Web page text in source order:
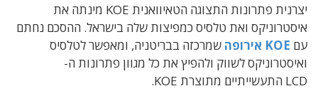
יצרנית פתרונות התצוגה הטאיוואנית KOE מינתה את
איסטרוניקס ואת טלסיס כמפיצות שלה בישראל. ההסכם נחתם
עם KOE אירופה
שמרכזה בבריטניה, ומאפשר לטלסיס
ואיסטרוניקס לשווק ולהפיץ את כל מגוון פתרונות ה-
LCD התעשייתיים מתוצרת KOE.